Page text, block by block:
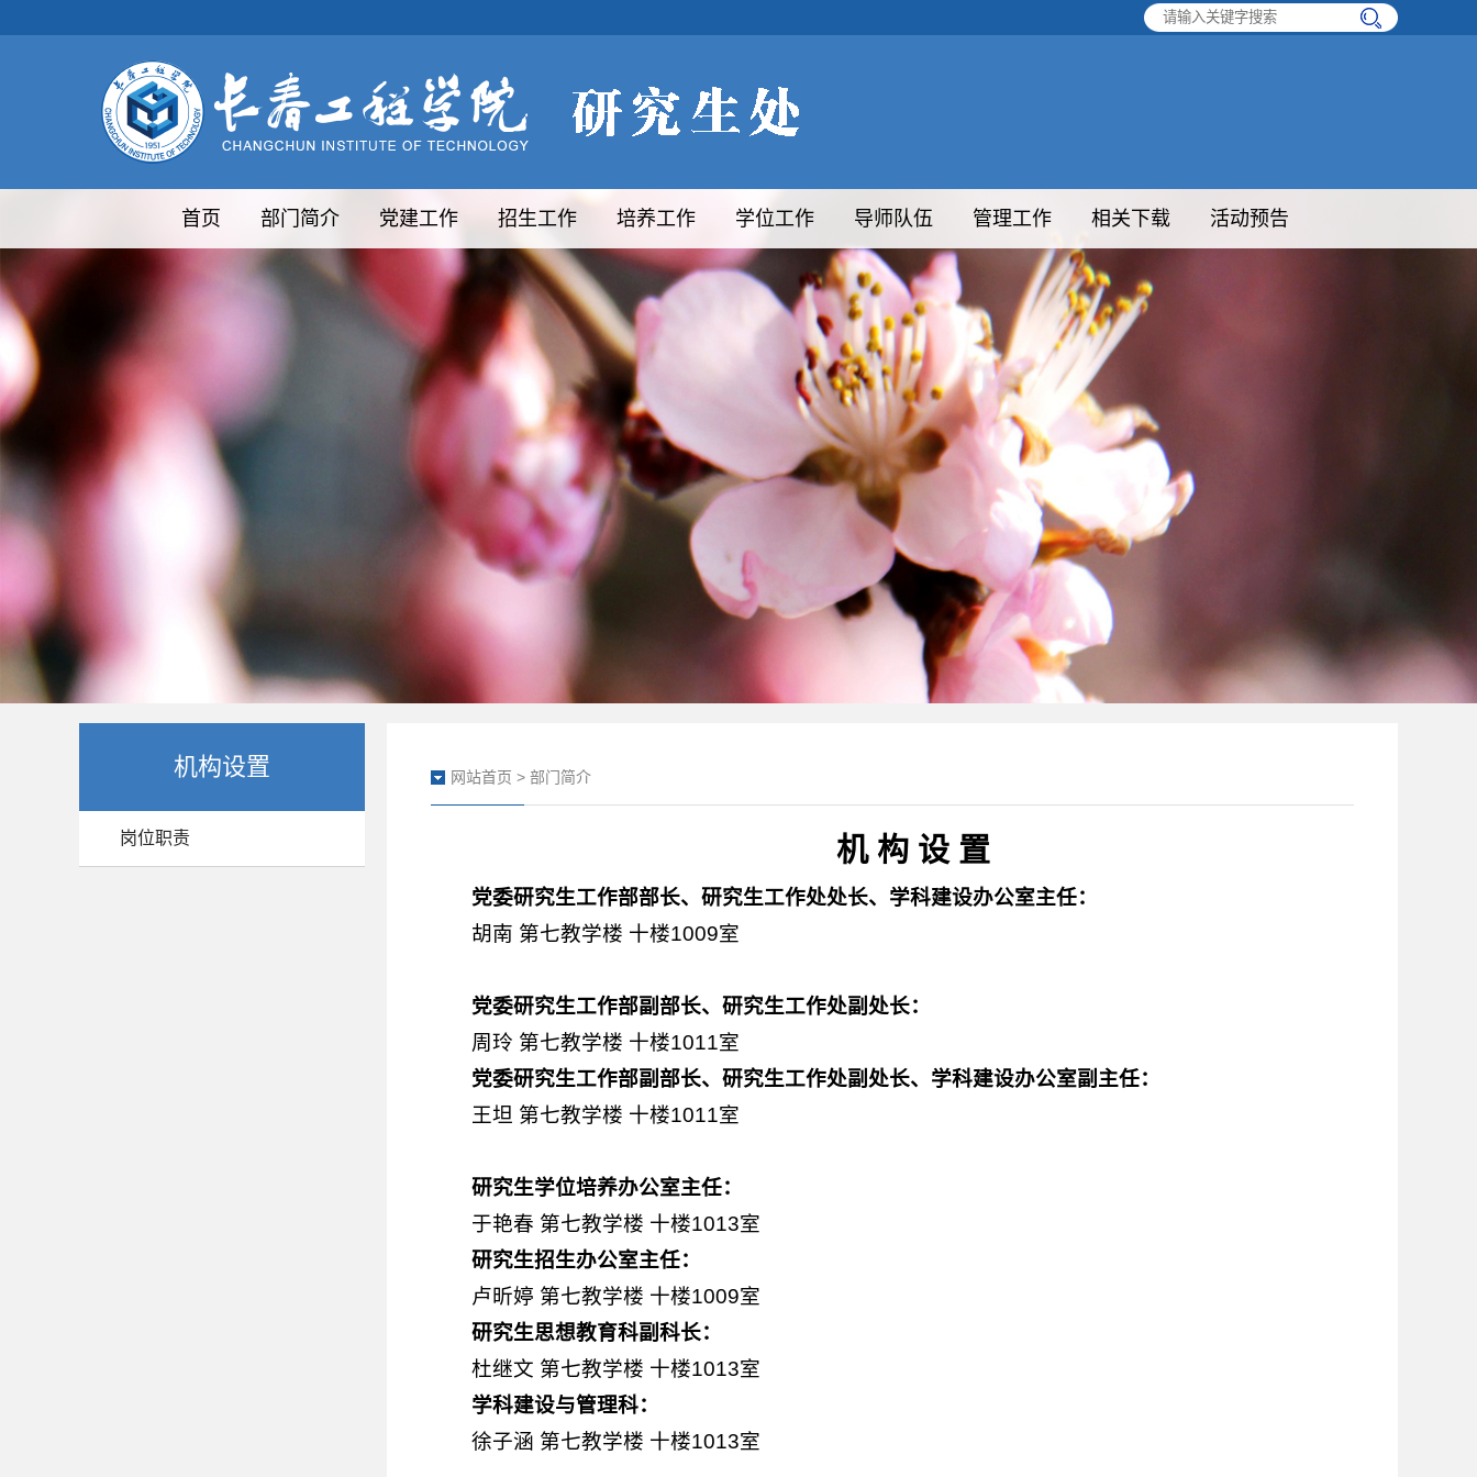
首页 部门简介 党建工作 招生工作 培养工作 学位工作 导师队伍 管理工作 相关下载 活动预告
机构设置
岗位职责
网站首页 > 部门简介
机 构 设 置
党委研究生工作部部长、研究生工作处处长、学科建设办公室主任：
胡南 第七教学楼 十楼1009室
党委研究生工作部副部长、研究生工作处副处长：
周玲 第七教学楼 十楼1011室
党委研究生工作部副部长、研究生工作处副处长、学科建设办公室副主任：
王坦 第七教学楼 十楼1011室
研究生学位培养办公室主任：
于艳春 第七教学楼 十楼1013室
研究生招生办公室主任：
卢昕婷 第七教学楼 十楼1009室
研究生思想教育科副科长：
杜继文 第七教学楼 十楼1013室
学科建设与管理科：
徐子涵 第七教学楼 十楼1013室